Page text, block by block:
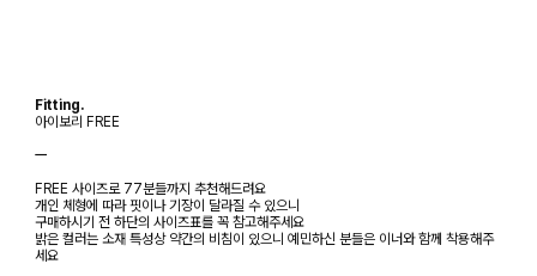
Fitting.
아이보리 FREE
ㅡ
FREE 사이즈로 77분들까지 추천해드려요
개인 체형에 따라 핏이나 기장이 달라질 수 있으니
구매하시기 전 하단의 사이즈표를 꼭 참고해주세요
밝은 컬러는 소재 특성상 약간의 비침이 있으니 예민하신 분들은 이너와 함께 착용해주
세요